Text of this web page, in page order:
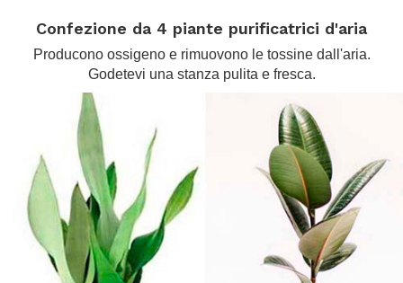
Confezione da 4 piante purificatrici d'aria
Producono ossigeno e rimuovono le tossine dall'aria.
Godetevi una stanza pulita e fresca.